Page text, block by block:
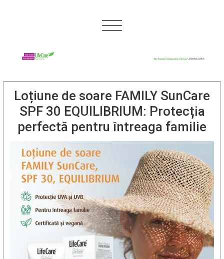
Loțiune de soare FAMILY SunCare
SPF 30 EQUILIBRIUM: Protecția
perfectă pentru întreaga familie